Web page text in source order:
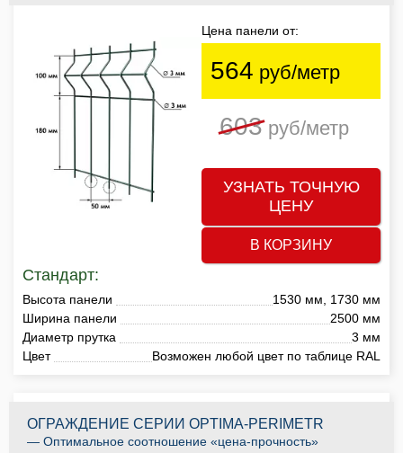
Цена панели от:
564 руб/метр
603руб/метр
УЗНАТЬ ТОЧНУЮ
ЦЕНУ
В КОРЗИНУ
Стандарт:
Высота панели
1530 мм, 1730 мм
Ширина панели
2500 мм
Диаметр прутка
3 мм
Цвет
Возможен любой цвет по таблице RAL
ОГРАЖДЕНИЕ СЕРИИ OPTIMA-PERIMETR
— Оптимальное соотношение «цена-прочность»